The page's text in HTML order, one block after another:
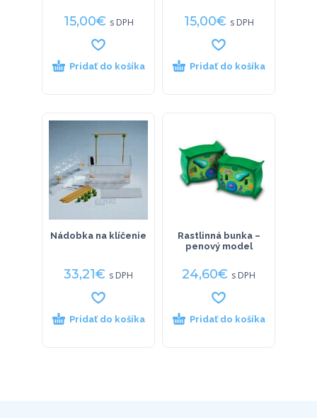
15,00€ s DPH
Pridať do košíka
15,00€ s DPH
Pridať do košíka
Nádobka na klíčenie
33,21€ s DPH
Pridať do košíka
Rastlinná bunka –
penový model
24,60€ s DPH
Pridať do košíka